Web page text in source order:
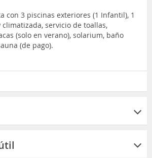
con 3 piscinas exteriores (1 Infantil), 1
servicio de toallas,
(solo en verano), solarium, baño
(de pago).